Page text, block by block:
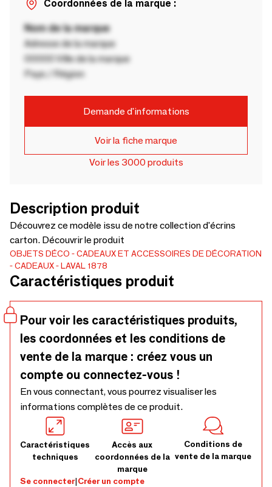
Coordonnées de la marque :
Nom de la marque
Adresse de la marque
00000 Ville de la marque
Pays / Région
Demande d'informations
Voir la fiche marque
Voir les 3000 produits
Description produit
Découvrez ce modèle issu de notre collection d'écrins
carton. Découvrir le produit
OBJETS DÉCO
CADEAUX ET ACCESSOIRES DE DÉCORATION
CADEAUX
LAVAL 1878
Caractéristiques produit
Pour voir les caractéristiques produits,
les coordonnées et les conditions de
vente de la marque : créez vous un
compte ou connectez-vous !
En vous connectant, vous pourrez visualiser les
informations complètes de ce produit.
Caractéristiques
techniques
Accès aux
coordonnées de la
marque
Conditions de
vente de la marque
Se connecter|Créer un compte